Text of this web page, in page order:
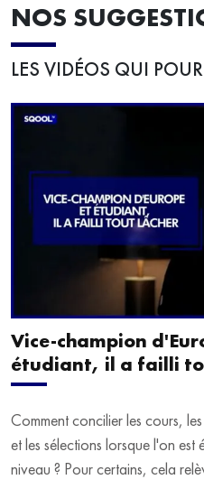
NOS
LES VIDÉOS QUI
Vice-champion
étudiant, il a failli
Comment concilier les cours,
et les sélections lorsque l'on
niveau ? Pour certains, cela